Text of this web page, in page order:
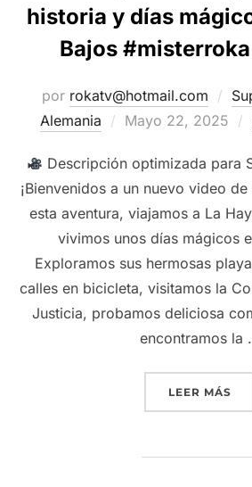
historia y días
Bajos
por rokatv@hotmail.com
Alemania
Publicado
Mayo 22, 2025
Descripción optimizada para
¡Bienvenidos a un nuevo video
esta aventura, viajamos a La
vivimos unos días mágicos
Exploramos sus hermosas
calles en bicicleta, visitamos la
Justicia, probamos deliciosa
encontramos la
LEER MÁS